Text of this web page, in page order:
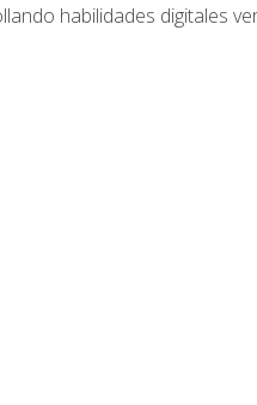
habilidades digitales